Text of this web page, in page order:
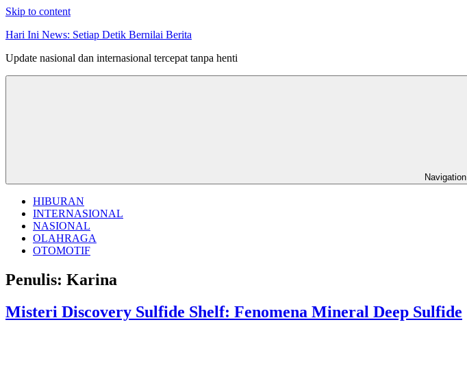
Skip to content
Hari Ini News: Setiap Detik Bernilai Berita
Update nasional dan internasional tercepat tanpa henti
Navigation
HIBURAN
INTERNASIONAL
NASIONAL
OLAHRAGA
OTOMOTIF
Penulis: Karina
Misteri Discovery Sulfide Shelf: Fenomena Mineral Deep Sulfide